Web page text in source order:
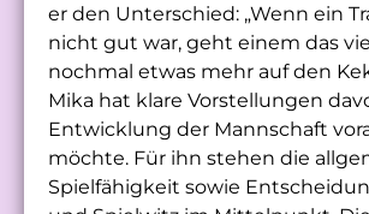
er den Unterschied: „Wenn ein
nicht gut war, geht einem das
nochmal etwas mehr auf den
Mika hat klare Vorstellungen
Entwicklung der Mannschaft
möchte. Für ihn stehen die
Spielfähigkeit sowie